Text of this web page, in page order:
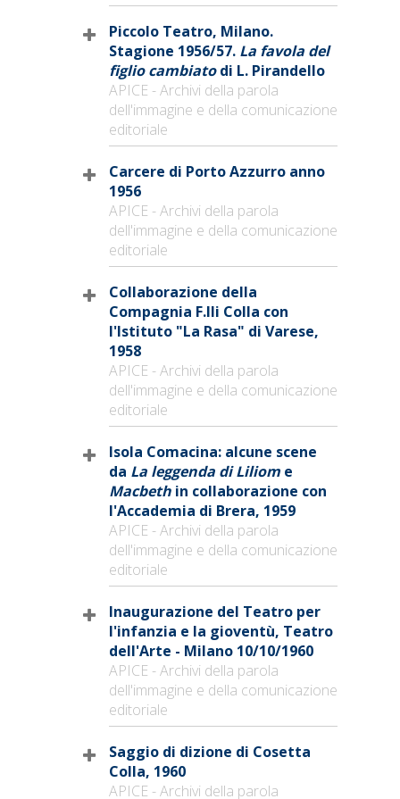
Piccolo Teatro, Milano.
Stagione 1956/57. La favola del
figlio cambiatodi L. Pirandello
APICE - Archivi della parola
dell'immagine e della comunicazione
editoriale
Carcere di Porto Azzurro anno
1956
APICE - Archivi della parola
dell'immagine e della comunicazione
editoriale
Collaborazione della
Compagnia F.lli Colla con
l'Istituto "La Rasa" di Varese,
1958
APICE - Archivi della parola
dell'immagine e della comunicazione
editoriale
Isola Comacina: alcune scene
da La leggenda di Liliom e
Macbeth in collaborazione con
l'Accademia di Brera, 1959
APICE - Archivi della parola
dell'immagine e della comunicazione
editoriale
Inaugurazione del Teatro per
l'infanzia e la gioventù, Teatro
dell'Arte - Milano 10/10/1960
APICE - Archivi della parola
dell'immagine e della comunicazione
editoriale
Saggio di dizione di Cosetta
Colla, 1960
APICE - Archivi della parola